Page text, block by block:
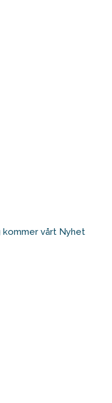
kommer vårt Nyhet